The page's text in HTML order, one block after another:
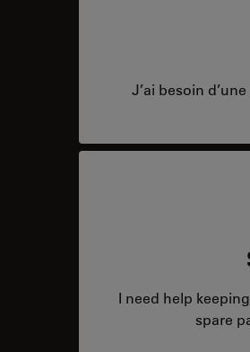
J’ai besoin
I need help
spare